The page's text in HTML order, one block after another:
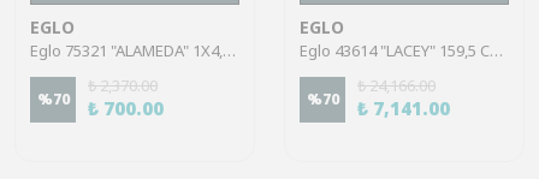
EGLO
Eglo 75321 "ALAMEDA" 1X4,5W Çelik Nikel Mat Sıva Üstü Spot
%70
₺ 2,370.00
₺ 700.00
EGLO
Eglo 43614 "LACEY" 159,5 Cm Yüksekliğinde Çelik, Ahşap Köşe Lambası Lambader
%70
₺ 24,166.00
₺ 7,141.00